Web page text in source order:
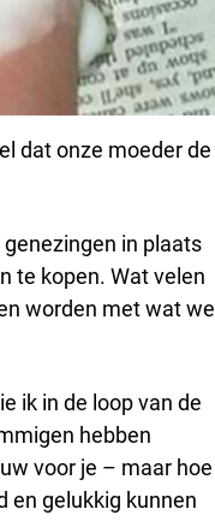
dat onze moeder de
in plaats
te kopen. Wat velen
worden met wat we
ik in de loop van de
hebben
voor je – maar hoe
en gelukkig kunnen